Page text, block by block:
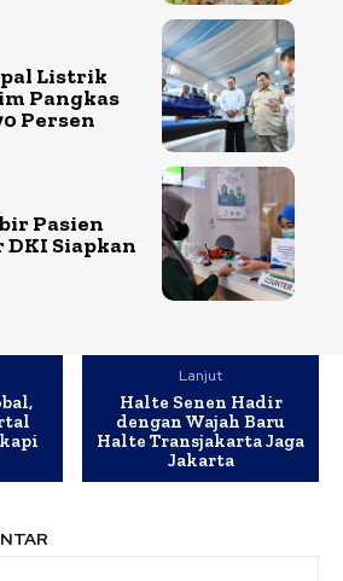
Listrik
Pangkas
Persen
Pasien
DKI Siapkan
Lanjut
Halte Senen Hadir
dengan Wajah Baru
Halte Transjakarta Jaga
Jakarta